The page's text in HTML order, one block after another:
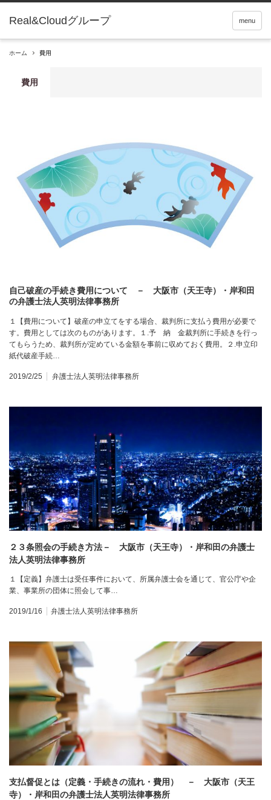
Real&Cloudグループ menu
ホーム 費用
費用
自己破産の手続き費用について － 大阪市（天王寺）・岸和田
の弁護士法人英明法律事務所
１【費用について】破産の申立てをする場合、裁判所に支払う費用が必要で
す。費用としては次のものがあります。１.予 納 金裁判所に手続きを行っ
てもらうため、裁判所が定めている金額を事前に収めておく費用。２.申立印
紙代破産手続…
2019/2/25 弁護士法人英明法律事務所
２３条照会の手続き方法－ 大阪市（天王寺）・岸和田の弁護士
法人英明法律事務所
１【定義】弁護士は受任事件において、所属弁護士会を通じて、官公庁や企
業、事業所の団体に照会して事…
2019/1/16 弁護士法人英明法律事務所
支払督促とは（定義・手続きの流れ・費用） － 大阪市（天王
寺）・岸和田の弁護士法人英明法律事務所